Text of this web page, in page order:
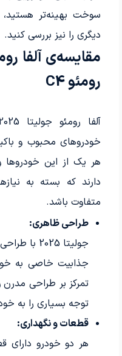
سوخت بهینه‌تر
دیگری را نیز بررسی کنید.
رومئو C4
خودروهای محبوب و
هر یک از این
دارند که بسته به
متفاوت باشد.
طراحی ظاهری:
جولیتا
تمرکز بر طراحی
توجه بسیاری را به
قطعات و نگهداری:
هر دو خودرو دارای